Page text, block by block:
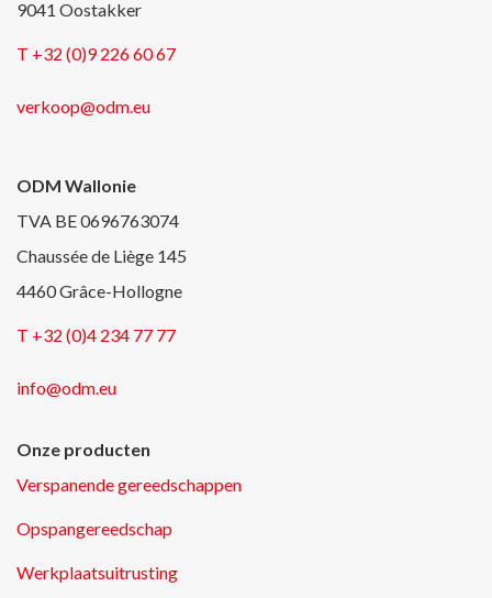
9041 Oostakker
T +32 (0)9 226 60 67
verkoop@odm.eu
ODM Wallonie
TVA BE 0696763074
Chaussée de Liège 145
4460 Grâce-Hollogne
T +32 (0)4 234 77 77
info@odm.eu
Onze producten
Verspanende gereedschappen
Opspangereedschap
Werkplaatsuitrusting